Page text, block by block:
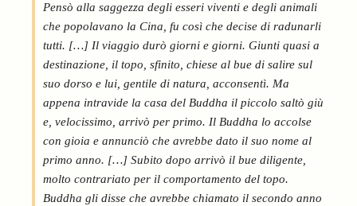
Pensò alla saggezza degli esseri viventi e degli animali
che popolavano la Cina, fu così che decise di radunarli
tutti. […] Il viaggio durò giorni e giorni. Giunti quasi a
destinazione, il topo, sfinito, chiese al bue di salire sul
suo dorso e lui, gentile di natura, acconsentì. Ma
appena intravide la casa del Buddha il piccolo saltò giù
e, velocissimo, arrivò per primo. Il Buddha lo accolse
con gioia e annunciò che avrebbe dato il suo nome al
primo anno. […] Subito dopo arrivò il bue diligente,
molto contrariato per il comportamento del topo.
Buddha gli disse che avrebbe chiamato il secondo anno